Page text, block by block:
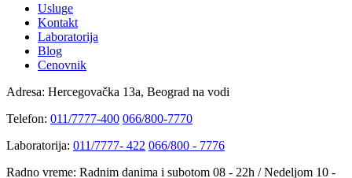
Usluge
Kontakt
Laboratorija
Blog
Cenovnik
Adresa: Hercegovačka 13a, Beograd na vodi
Telefon: 011/7777-400 066/800-7770
Laboratorija: 011/7777- 422 066/800 - 7776
Radno vreme: Radnim danima i subotom 08 - 22h / Nedeljom 10 -